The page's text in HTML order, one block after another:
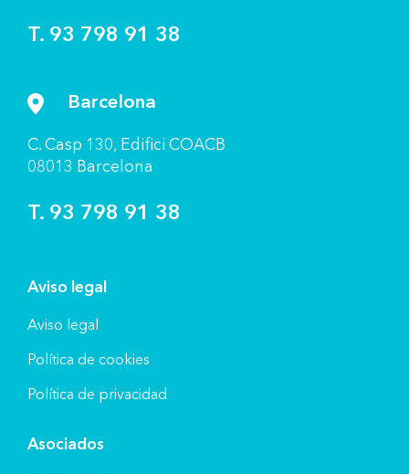
T. 93 798 91 38
Barcelona
C. Casp 130, Ediﬁci COACB
08013 Barcelona
T. 93 798 91 38
Aviso legal
Aviso legal
Política de cookies
Política de privacidad
Asociados